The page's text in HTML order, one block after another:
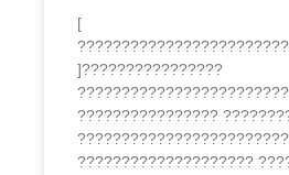
[
]????????????????
????????????????
????????????????????